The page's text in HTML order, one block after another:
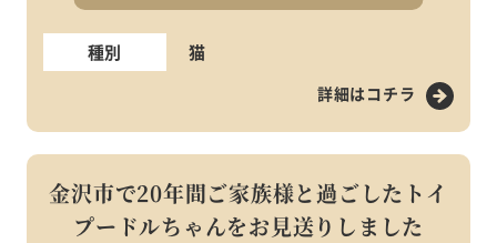
種別 猫
詳細はコチラ
金沢市で20年間ご家族様と過ごしたトイ
プードルちゃんをお見送りしました